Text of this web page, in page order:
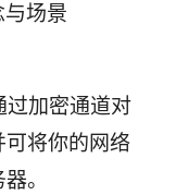
场景
过加密通道对
将你的网络
。